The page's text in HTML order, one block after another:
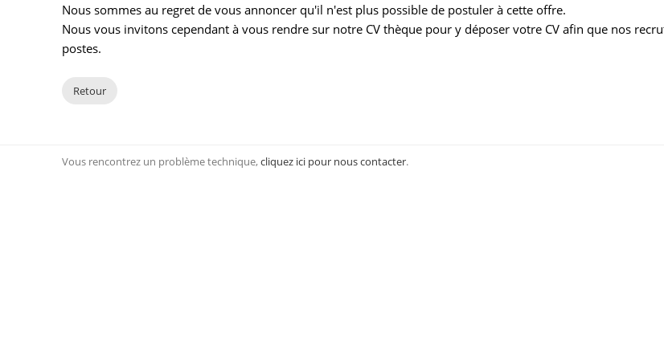
Nous sommes au regret de vous annoncer qu'il n'est plus possible de postuler à cette offre.
Nous vous invitons cependant à vous rendre sur notre CV thèque pour y déposer votre CV afin que nos
postes.
Retour
Vous rencontrez un problème technique,cliquez ici pour nous contacter.